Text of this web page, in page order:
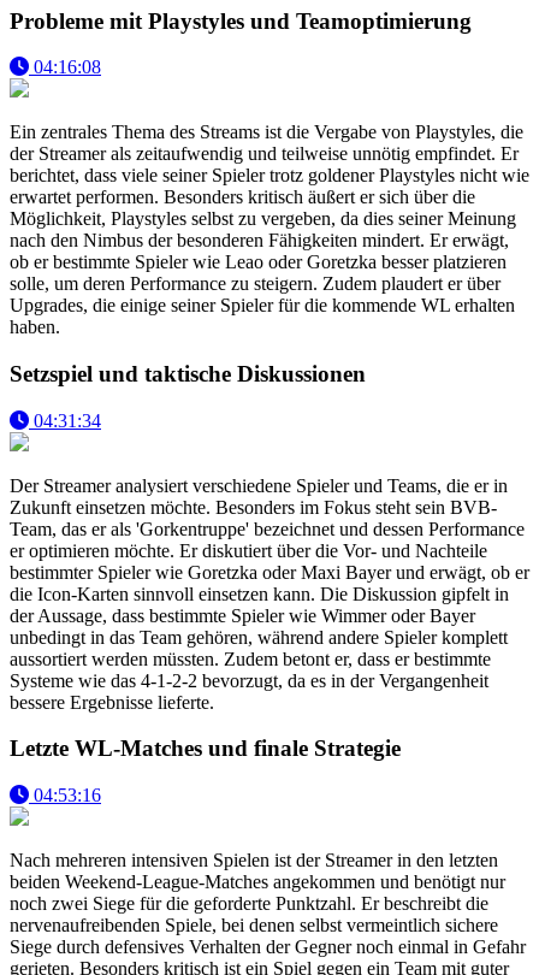
Probleme mit Playstyles und Teamoptimierung
04:16:08
Ein zentrales Thema des Streams ist die Vergabe von Playstyles, die
der Streamer als zeitaufwendig und teilweise unnötig empfindet. Er
berichtet, dass viele seiner Spieler trotz goldener Playstyles nicht wie
erwartet performen. Besonders kritisch äußert er sich über die
Möglichkeit, Playstyles selbst zu vergeben, da dies seiner Meinung
nach den Nimbus der besonderen Fähigkeiten mindert. Er erwägt,
ob er bestimmte Spieler wie Leao oder Goretzka besser platzieren
solle, um deren Performance zu steigern. Zudem plaudert er über
Upgrades, die einige seiner Spieler für die kommende WL erhalten
haben.
Setzspiel und taktische Diskussionen
04:31:34
Der Streamer analysiert verschiedene Spieler und Teams, die er in
Zukunft einsetzen möchte. Besonders im Fokus steht sein BVB-
Team, das er als 'Gorkentruppe' bezeichnet und dessen Performance
er optimieren möchte. Er diskutiert über die Vor- und Nachteile
bestimmter Spieler wie Goretzka oder Maxi Bayer und erwägt, ob er
die Icon-Karten sinnvoll einsetzen kann. Die Diskussion gipfelt in
der Aussage, dass bestimmte Spieler wie Wimmer oder Bayer
unbedingt in das Team gehören, während andere Spieler komplett
aussortiert werden müssten. Zudem betont er, dass er bestimmte
Systeme wie das 4-1-2-2 bevorzugt, da es in der Vergangenheit
bessere Ergebnisse lieferte.
Letzte WL-Matches und finale Strategie
04:53:16
Nach mehreren intensiven Spielen ist der Streamer in den letzten
beiden Weekend-League-Matches angekommen und benötigt nur
noch zwei Siege für die geforderte Punktzahl. Er beschreibt die
nervenaufreibenden Spiele, bei denen selbst vermeintlich sichere
Siege durch defensives Verhalten der Gegner noch einmal in Gefahr
gerieten. Besonders kritisch ist ein Spiel gegen ein Team mit guter